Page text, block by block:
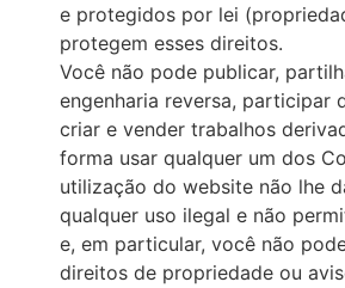
e protegidos por lei
protegem esses direitos.
Você não pode publicar,
engenharia reversa, participar
criar e vender trabalhos
forma usar qualquer um dos
utilização do website não lhe
qualquer uso ilegal e não
e, em particular, você não
direitos de propriedade ou